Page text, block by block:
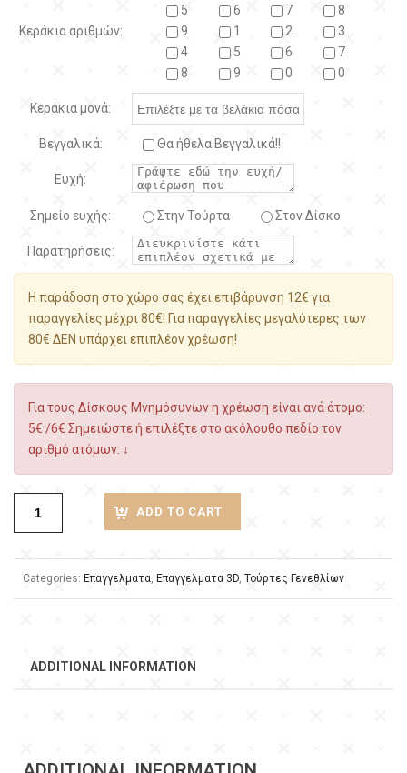
Κεράκια αριθμών:
5
6 7
8
9
1 2
3
4
5 6
7
8
9 0 0
Κεράκια μονά:
Βεγγαλικά: Θα ήθελα Βεγγαλικά!!
Ευχή:
Σημείο ευχής: Στην Τούρτα Στον Δίσκο
Παρατηρήσεις:
Η παράδοση στο χώρο σας έχει επιβάρυνση 12€ για
παραγγελίες μέχρι 80€! Για παραγγελίες μεγαλύτερες των
80€ ΔΕΝ υπάρχει επιπλέον χρέωση!
Για τους Δίσκους Μνημόσυνων η χρέωση είναι ανά άτομο:
5€ /6€ Σημειώστε ή επιλέξτε στο ακόλουθο πεδίο τον
αριθμό ατόμων: ↓
ADD TO CART
Categories: Επαγγελματα, Επαγγελματα 3D, Τούρτες Γενεθλίων
ADDITIONAL INFORMATION